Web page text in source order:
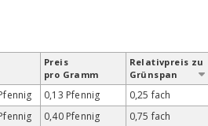
Preis
pro Gramm
Relativ­preis zu
Grün­span
0,13 Pfennig
0,25 fach
0,40 Pfennig 0,75 fach